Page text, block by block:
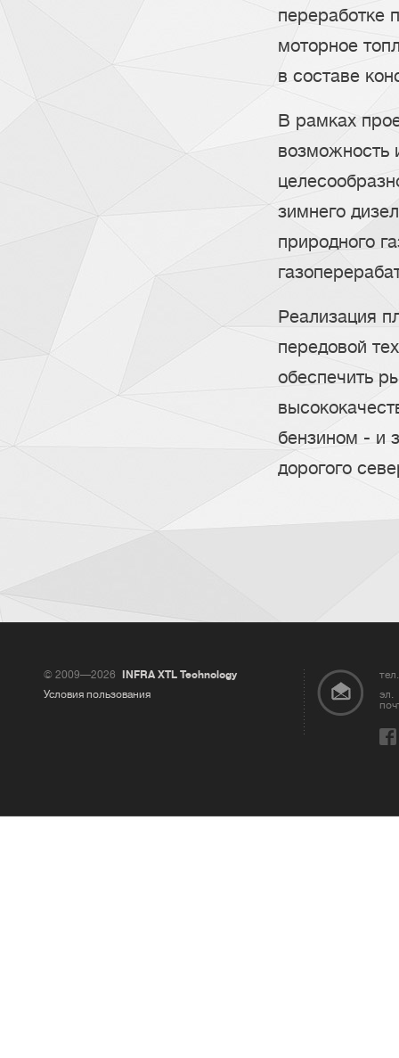
переработке
моторное
в составе
В рамках
возможность
зимнего
природного
Реализация
передовой
обеспечить
бензином - и
дорогого
© 2009—2026
INFRA XTL Technology
Условия пользования
эл.